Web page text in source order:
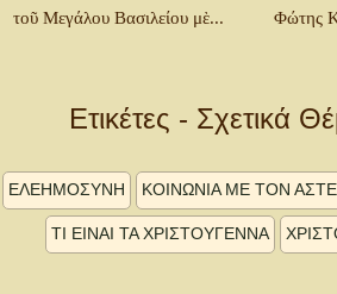
τοῦ Μεγάλου Βασιλείου μὲ...
Φώτης
Ετικέτες - Σχετικά
ΕΛΕΗΜΟΣΥΝΗ ΚΟΙΝΩΝΙΑ ΜΕ ΤΟΝ
ΤΙ ΕΙΝΑΙ ΤΑ ΧΡΙΣΤΟΥΓΕΝΝΑ